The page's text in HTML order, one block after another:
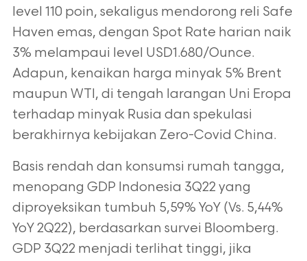
level 110 poin, sekaligus mendorong reli Safe
Haven emas, dengan Spot Rate harian naik
3% melampaui level USD1.680/Ounce.
Adapun, kenaikan harga minyak 5% Brent
maupun WTI, di tengah larangan Uni Eropa
terhadap minyak Rusia dan spekulasi
berakhirnya kebijakan Zero-Covid China.
Basis rendah dan konsumsi rumah tangga,
menopang GDP Indonesia 3Q22 yang
diproyeksikan tumbuh 5,59% YoY (Vs. 5,44%
YoY 2Q22), berdasarkan survei Bloomberg.
GDP 3Q22 menjadi terlihat tinggi, jika